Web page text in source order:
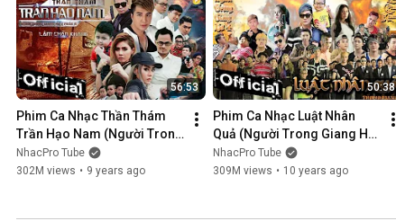
56:53
Phim Ca Nhạc Thần Thám
Trần Hạo Nam (Người Trong
Giang Hồ 5) - Lâm Chấn
Khang 2017
NhacPro Tube
302M views • 9 years ago
50:38
Phim Ca Nhạc Luật Nhân
Quả (Người Trong Giang Hồ
4) - Lâm Chấn Khang 2016
NhacPro Tube
309M views • 10 years ago